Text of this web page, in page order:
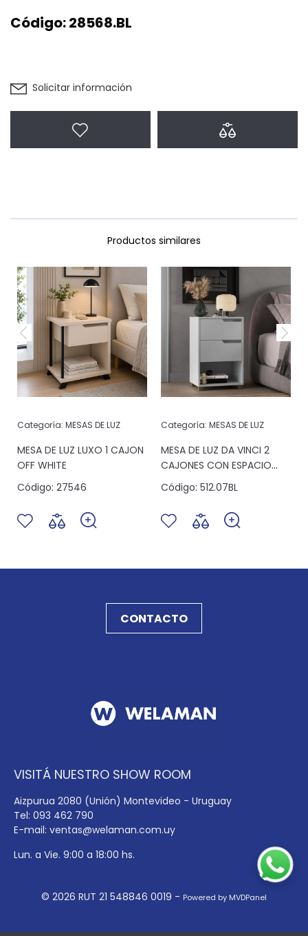
Código:28568.BL
Solicitar información
Productos similares
Categoría: MESAS DE LUZ
MESA DE LUZ LUXO 1 CAJON
OFF WHITE
Código: 27546
Categoría: MESAS DE LUZ
MESA DE LUZ DA VINCI 2
CAJONES CON ESPACIO
BLANCO
Código: 512.07BL
CONTACTO
VISITÁ NUESTRO SHOW ROOM
Aizpurua 2080 (Unión) Montevideo - Uruguay
Tel: 093 462 790
E-mail: ventas@welaman.com.uy
Lun. a Vie. 9:00 a 18:00 hs.
© 2026 RUT 21 548846 0019 - Powered by MVDPanel